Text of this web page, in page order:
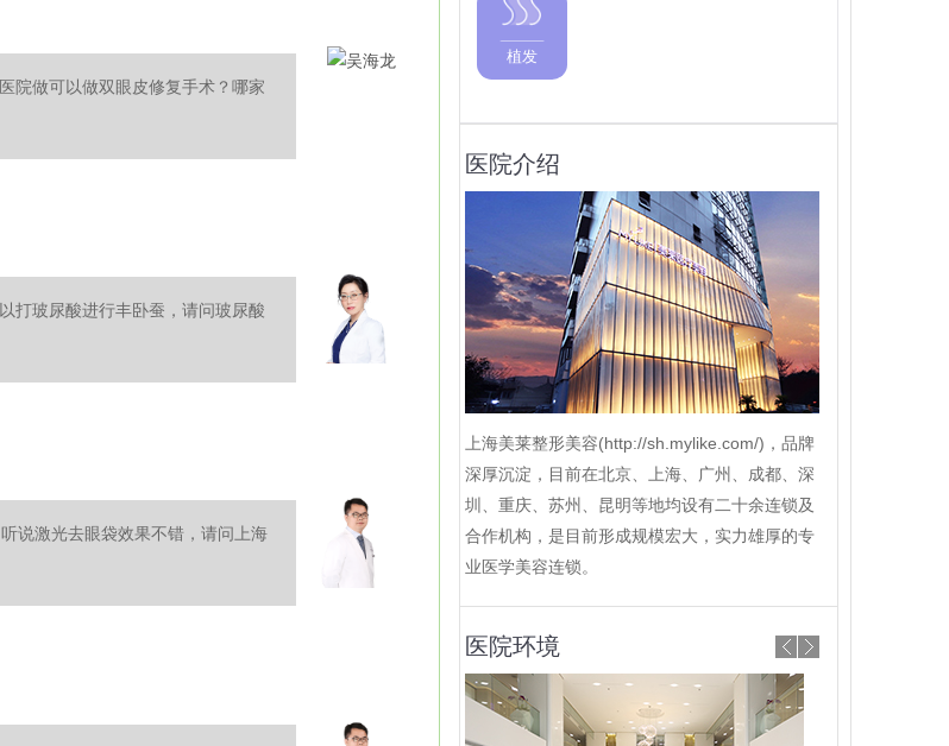
院做可以做双眼皮修复手术？哪家
打玻尿酸进行丰卧蚕，请问玻尿酸
说激光去眼袋效果不错，请问上海
植发
医院介绍
上海美莱整形美容(http://sh.mylike.com/)，品牌
深厚沉淀，目前在北京、上海、广州、成都、深
圳、重庆、苏州、昆明等地均设有二十余连锁及
合作机构，是目前形成规模宏大，实力雄厚的专
业医学美容连锁。
医院环境